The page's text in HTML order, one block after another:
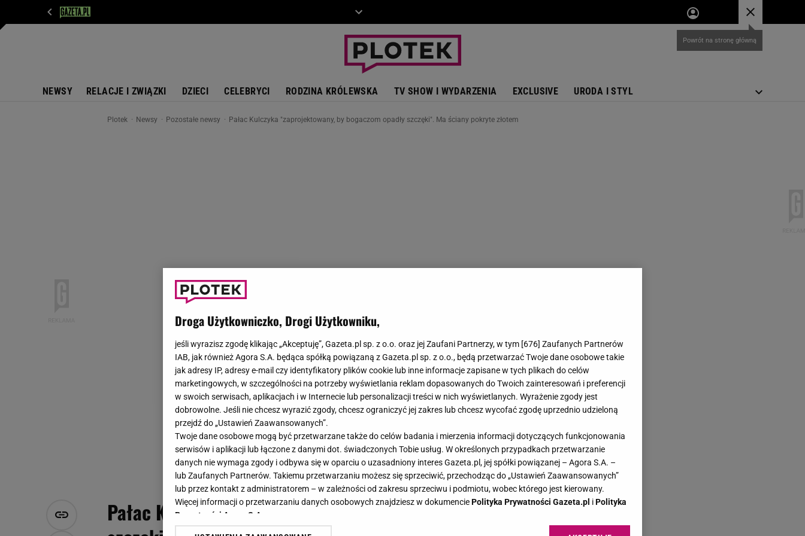
NEWSY RELACJE I ZWIĄZKI DZIECI CELEBRYCI RODZINA KRÓLEWSKA TV SHOW I WYDARZENIA EXCLUSIVE URODA I STYL
Plotek Newsy Pozostałe newsy Pałac Kulczyka "zaprojektowany, by bogaczom opadły szczęki". Ma ściany pokryte złotem
Pałac Kulczyka "zaprojektowany, by bogaczom opadły
Droga Użytkowniczko, Drogi Użytkowniku,
jeśli wyrazisz zgodę klikając „Akceptuję”, Gazeta.pl sp. z o.o. oraz jej Zaufani Partnerzy, w tym [676] Zaufanych Partnerów
IAB, jak również Agora S.A. będąca spółką powiązaną z Gazeta.pl sp. z o.o., będą przetwarzać Twoje dane osobowe takie
jak adresy IP, adresy e-mail czy identyfikatory plików cookie lub inne informacje zapisane w tych plikach do celów
marketingowych, w szczególności na potrzeby wyświetlania reklam dopasowanych do Twoich zainteresowań i preferencji
w swoich serwisach, aplikacjach i w Internecie lub personalizacji treści w nich wyświetlanych. Wyrażenie zgody jest
dobrowolne. Jeśli nie chcesz wyrazić zgody, chcesz ograniczyć jej zakres lub chcesz wycofać zgodę uprzednio udzieloną
przejdź do „Ustawień Zaawansowanych”.
Twoje dane osobowe mogą być przetwarzane także do celów badania i mierzenia informacji dotyczących funkcjonowania
serwisów i aplikacji lub łączone z danymi dot. świadczonych Tobie usług. W określonych przypadkach przetwarzanie
danych nie wymaga zgody i odbywa się w oparciu o uzasadniony interes Gazeta.pl, jej spółki powiązanej – Agora S.A. –
lub Zaufanych Partnerów. Takiemu przetwarzaniu możesz się sprzeciwić, przechodząc do „Ustawień Zaawansowanych”
lub przez kontakt z administratorem – w zależności od zakresu sprzeciwu i podmiotu, wobec którego jest kierowany.
Więcej informacji o przetwarzaniu danych osobowych znajdziesz w dokumenciePolityka Prywatności Gazeta.pl iPolityka
Prywatności Agora S.A.